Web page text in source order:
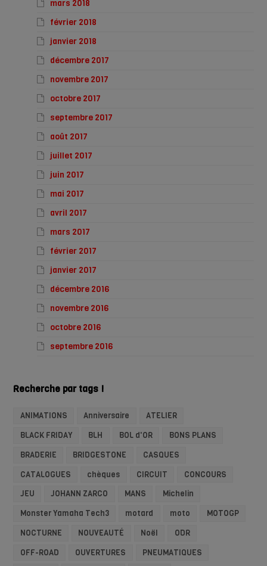
mars 2018
février 2018
janvier 2018
décembre 2017
novembre 2017
octobre 2017
septembre 2017
août 2017
juillet 2017
juin 2017
mai 2017
avril 2017
mars 2017
février 2017
janvier 2017
décembre 2016
novembre 2016
octobre 2016
septembre 2016
Recherche par tags !
ANIMATIONS Anniversaire
ATELIER
BLACK FRIDAY
BLH BOL d'OR
BONS PLANS
BRADERIE
BRIDGESTONE
CASQUES
CATALOGUES
chèques CIRCUIT
CONCOURS
JEU
JOHANN ZARCO MANS
Michelin
Monster Yamaha Tech3
motard moto
MOTOGP
NOCTURNE
NOUVEAUTÉ Noël
ODR
OFF-ROAD
OUVERTURES
PNEUMATIQUES